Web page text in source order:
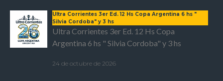
Ultra Corrientes 3er Ed. 12 Hs Copa Argentina 6 hs "
Silvia Cordoba" y 3 hs
Ultra Corrientes 3er Ed. 12 Hs Copa
Argentina 6 hs " Silvia Cordoba" y 3 hs
24 de octubre de 2026